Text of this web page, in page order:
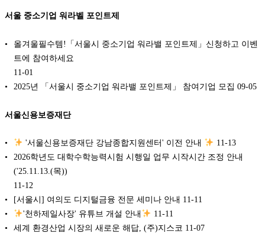
서울 중소기업 워라벨 포인트제
올겨울필수템!「서울시 중소기업 워라밸 포인트제」신청하고 이벤
트에 참여하세요
11-01
2025년 「서울시 중소기업 워라밸 포인트제」 참여기업 모집 09-05
서울신용보증재단
'서울신용보증재단 강남종합지원센터' 이전 안내
11-13
2026학년도 대학수학능력시험 시행일 업무 시작시간 조정 안내
('25.11.13.(목))
11-12
[서울시] 여의도 디지털금융 전문 세미나 안내 11-11
'천하제일사장' 유튜브 개설 안내
11-11
세계 환경산업 시장의 새로운 해답, (주)지스코 11-07